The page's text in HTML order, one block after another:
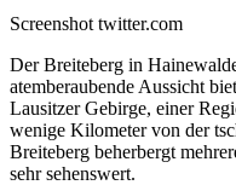
Screenshot twitter.com
Der Breiteberg in
atemberaubende Aussicht
Lausitzer Gebirge, einer
wenige Kilometer von der
Breiteberg beherbergt
sehr sehenswert.